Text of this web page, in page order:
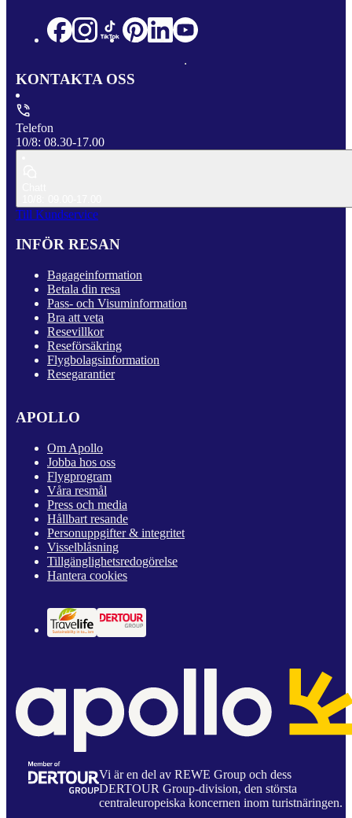
KONTAKTA OSS
Telefon
10/8: 08.30-17.00
Till Kundservice
INFÖR RESAN
Bagageinformation
Betala din resa
Pass- och Visuminformation
Bra att veta
Resevillkor
Reseförsäkring
Flygbolagsinformation
Resegarantier
APOLLO
Om Apollo
Jobba hos oss
Flygprogram
Våra resmål
Press och media
Hållbart resande
Personuppgifter & integritet
Visselblåsning
Tillgänglighetsredogörelse
Hantera cookies
Vi är en del av REWE Group och dess
DERTOUR Group-division, den största
centraleuropeiska koncernen inom turistnäringen.